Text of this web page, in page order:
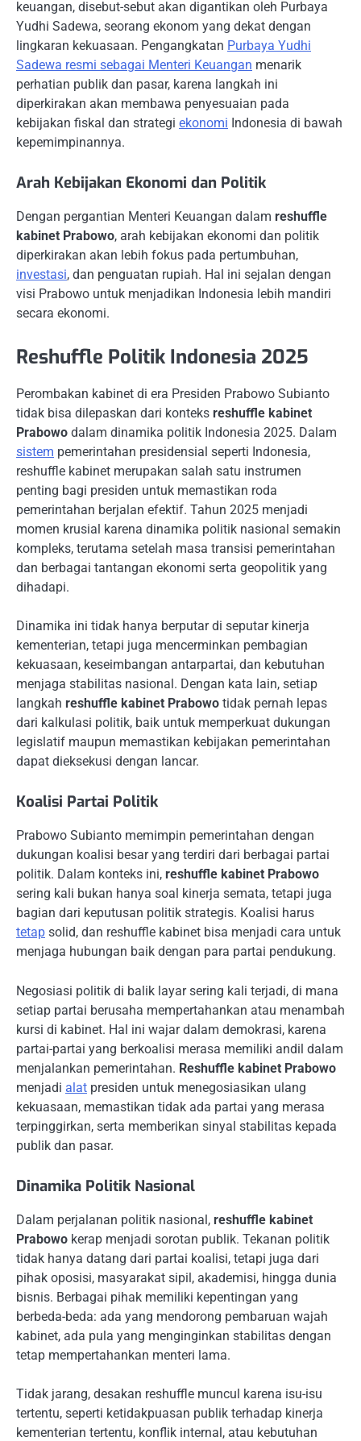
keuangan, disebut-sebut akan digantikan oleh Purbaya
Yudhi Sadewa, seorang ekonom yang dekat dengan
lingkaran kekuasaan. Pengangkatan Purbaya Yudhi
Sadewa resmi sebagai Menteri Keuangan menarik
perhatian publik dan pasar, karena langkah ini
diperkirakan akan membawa penyesuaian pada
kebijakan fiskal dan strategi ekonomi Indonesia di bawah
kepemimpinannya.
Arah Kebijakan Ekonomi dan Politik
Dengan pergantian Menteri Keuangan dalam reshuffle
kabinet Prabowo, arah kebijakan ekonomi dan politik
diperkirakan akan lebih fokus pada pertumbuhan,
investasi, dan penguatan rupiah. Hal ini sejalan dengan
visi Prabowo untuk menjadikan Indonesia lebih mandiri
secara ekonomi.
Reshuffle Politik Indonesia 2025
Perombakan kabinet di era Presiden Prabowo Subianto
tidak bisa dilepaskan dari konteks reshuffle kabinet
Prabowo dalam dinamika politik Indonesia 2025. Dalam
sistem pemerintahan presidensial seperti Indonesia,
reshuffle kabinet merupakan salah satu instrumen
penting bagi presiden untuk memastikan roda
pemerintahan berjalan efektif. Tahun 2025 menjadi
momen krusial karena dinamika politik nasional semakin
kompleks, terutama setelah masa transisi pemerintahan
dan berbagai tantangan ekonomi serta geopolitik yang
dihadapi.
Dinamika ini tidak hanya berputar di seputar kinerja
kementerian, tetapi juga mencerminkan pembagian
kekuasaan, keseimbangan antarpartai, dan kebutuhan
menjaga stabilitas nasional. Dengan kata lain, setiap
langkah reshuffle kabinet Prabowo tidak pernah lepas
dari kalkulasi politik, baik untuk memperkuat dukungan
legislatif maupun memastikan kebijakan pemerintahan
dapat dieksekusi dengan lancar.
Koalisi Partai Politik
Prabowo Subianto memimpin pemerintahan dengan
dukungan koalisi besar yang terdiri dari berbagai partai
politik. Dalam konteks ini, reshuffle kabinet Prabowo
sering kali bukan hanya soal kinerja semata, tetapi juga
bagian dari keputusan politik strategis. Koalisi harus
tetap solid, dan reshuffle kabinet bisa menjadi cara untuk
menjaga hubungan baik dengan para partai pendukung.
Negosiasi politik di balik layar sering kali terjadi, di mana
setiap partai berusaha mempertahankan atau menambah
kursi di kabinet. Hal ini wajar dalam demokrasi, karena
partai-partai yang berkoalisi merasa memiliki andil dalam
menjalankan pemerintahan. Reshuffle kabinet Prabowo
menjadi alat presiden untuk menegosiasikan ulang
kekuasaan, memastikan tidak ada partai yang merasa
terpinggirkan, serta memberikan sinyal stabilitas kepada
publik dan pasar.
Dinamika Politik Nasional
Dalam perjalanan politik nasional, reshuffle kabinet
Prabowo kerap menjadi sorotan publik. Tekanan politik
tidak hanya datang dari partai koalisi, tetapi juga dari
pihak oposisi, masyarakat sipil, akademisi, hingga dunia
bisnis. Berbagai pihak memiliki kepentingan yang
berbeda-beda: ada yang mendorong pembaruan wajah
kabinet, ada pula yang menginginkan stabilitas dengan
tetap mempertahankan menteri lama.
Tidak jarang, desakan reshuffle muncul karena isu-isu
tertentu, seperti ketidakpuasan publik terhadap kinerja
kementerian tertentu, konflik internal, atau kebutuhan